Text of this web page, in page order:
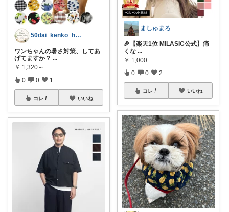
50dai_kenko_habit
ワンちゃんの暑さ対策、してあ
げてますか？ ...
￥ 1,320～
0 0 1
コレ いいね
ましゅまろ
​🎉【楽天1位 MILASIC公式】痛
くな ...
￥ 1,000
0 0 2
コレ いいね